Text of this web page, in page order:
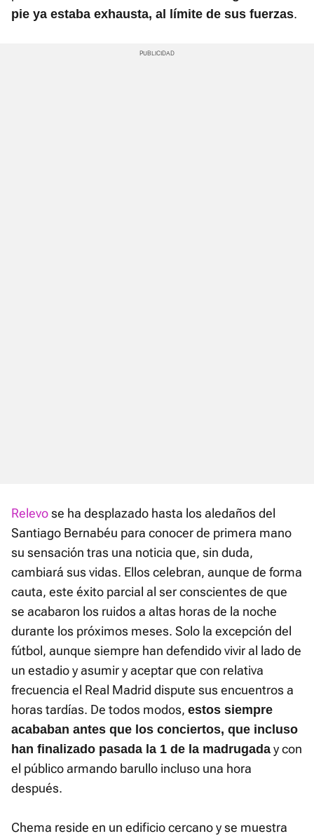
pie ya estaba exhausta, al límite de sus fuerzas.
Relevose ha desplazado hasta los aledaños del
Santiago Bernabéu para conocer de primera mano
su sensación tras una noticia que, sin duda,
cambiará sus vidas. Ellos celebran, aunque de forma
cauta, este éxito parcial al ser conscientes de que
se acabaron los ruidos a altas horas de la noche
durante los próximos meses. Solo la excepción del
fútbol, aunque siempre han defendido vivir al lado de
un estadio y asumir y aceptar que con relativa
frecuencia el Real Madrid dispute sus encuentros a
horas tardías. De todos modos, estos siempre
acababan antes que los conciertos, que incluso
han finalizado pasada la 1 de la madrugada y con
el público armando barullo incluso una hora
después.
Chema reside en un edificio cercano y se muestra